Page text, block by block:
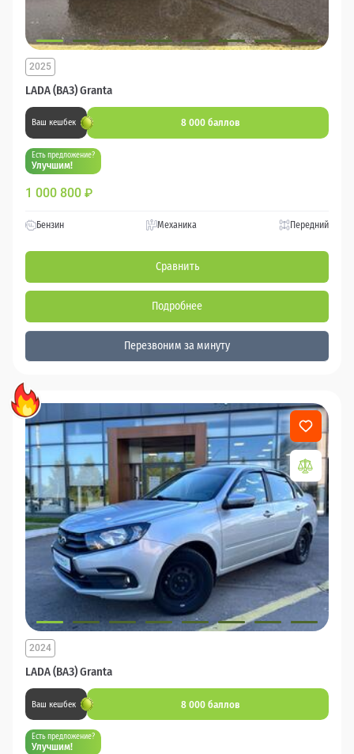
LADA (ВАЗ) Granta
2025
Ваш кешбек 8 000 баллов
Есть предложение?
Улучшим!
1 000 800 ₽
Бензин Механика Передний
Сравнить
Подробнее
Перезвоним за минуту
LADA (ВАЗ) Granta
2024
Ваш кешбек 8 000 баллов
Есть предложение?
Улучшим!